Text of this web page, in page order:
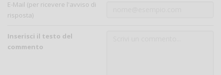
E-Mail (per ricevere l'avviso di
risposta)
Inserisci il testo del
commento